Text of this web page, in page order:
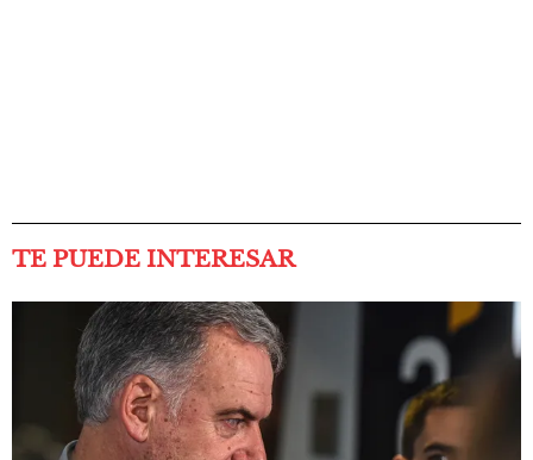
TE PUEDE INTERESAR